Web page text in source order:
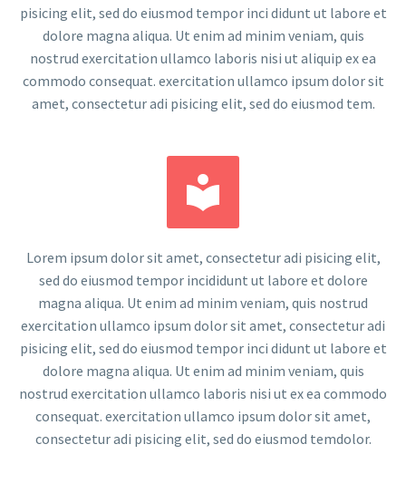
pisicing elit, sed do eiusmod tempor inci didunt ut labore et
dolore magna aliqua. Ut enim ad minim veniam, quis
nostrud exercitation ullamco laboris nisi ut aliquip ex ea
commodo consequat. exercitation ullamco ipsum dolor sit
amet, consectetur adi pisicing elit, sed do eiusmod tem.


Lorem ipsum dolor sit amet, consectetur adi pisicing elit,
sed do eiusmod tempor incididunt ut labore et dolore
magna aliqua. Ut enim ad minim veniam, quis nostrud
exercitation ullamco ipsum dolor sit amet, consectetur adi
pisicing elit, sed do eiusmod tempor inci didunt ut labore et
dolore magna aliqua. Ut enim ad minim veniam, quis
nostrud exercitation ullamco laboris nisi ut ex ea commodo
consequat. exercitation ullamco ipsum dolor sit amet,
consectetur adi pisicing elit, sed do eiusmod temdolor.